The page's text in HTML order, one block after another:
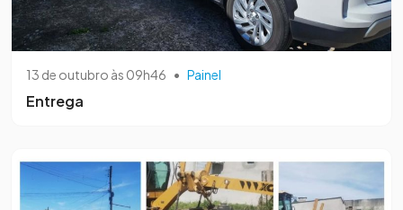
13 de outubro às 09h46 • Painel
Entrega